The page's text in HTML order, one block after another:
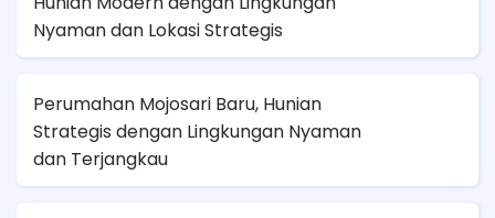
Nyaman dan Lokasi Strategis
Perumahan Mojosari Baru, Hunian
Strategis dengan Lingkungan Nyaman
dan Terjangkau